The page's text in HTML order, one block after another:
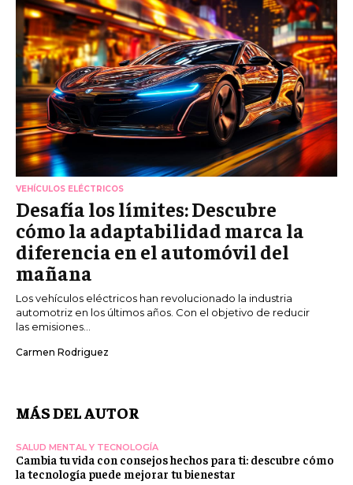
VEHÍCULOS ELÉCTRICOS
Desafía los límites: Descubre
cómo la adaptabilidad marca la
diferencia en el automóvil del
mañana
Los vehículos eléctricos han revolucionado la industria
automotriz en los últimos años. Con el objetivo de reducir
las emisiones...
Carmen Rodriguez
MÁS DEL AUTOR
SALUD MENTAL Y TECNOLOGÍA
Cambia tu vida con consejos hechos para ti: descubre cómo
la tecnología puede mejorar tu bienestar